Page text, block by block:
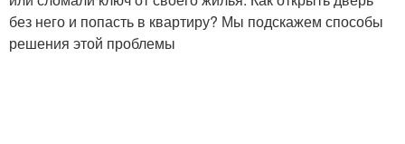
без него и попасть в квартиру? Мы подскажем способы
решения этой проблемы